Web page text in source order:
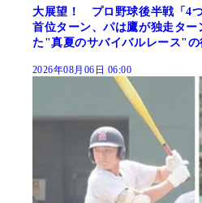
大展望！ プロ野球後半戦「4
首位ターン、パは鷹が独走タ
た"真夏のサバイバルレース"の
2026年08月06日 06:00